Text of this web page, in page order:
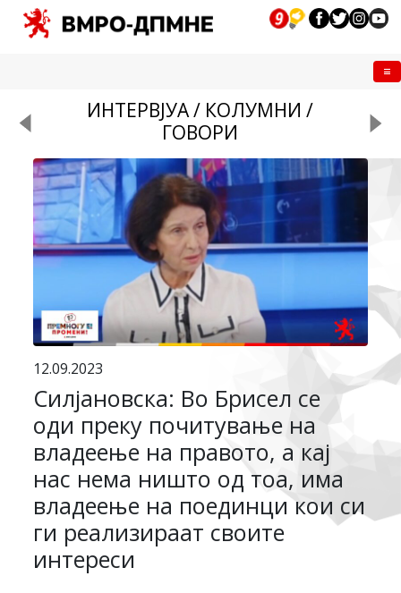
ИНТЕРВЈУА / КОЛУМНИ /
ГОВОРИ
12.09.2023
Силјановска: Во Брисел се
оди преку почитување на
владеење на правото, а кај
нас нема ништо од тоа, има
владеење на поединци кои си
ги реализираат своите
интереси